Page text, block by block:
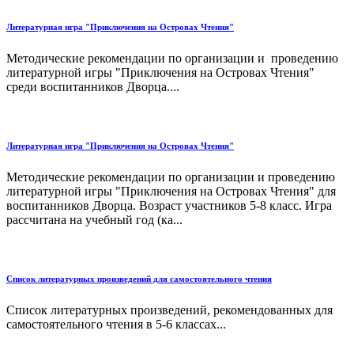
Литературная игра "Приключения на Островах Чтения"
Методические рекомендации по организации и проведению
литературной игры "Приключения на Островах Чтения"
среди воспитанников Дворца....
Литературная игра "Приключения на Островах Чтения"
Методические рекомендации по организации и проведению
литературной игры "Приключения на Островах Чтения" для
воспитанников Дворца. Возраст участников 5-8 класс. Игра
рассчитана на учебный год (ка...
Список литературных произведений для самостоятельного чтения
Список литературных произведений, рекомендованных для
самостоятельного чтения в 5-6 классах...